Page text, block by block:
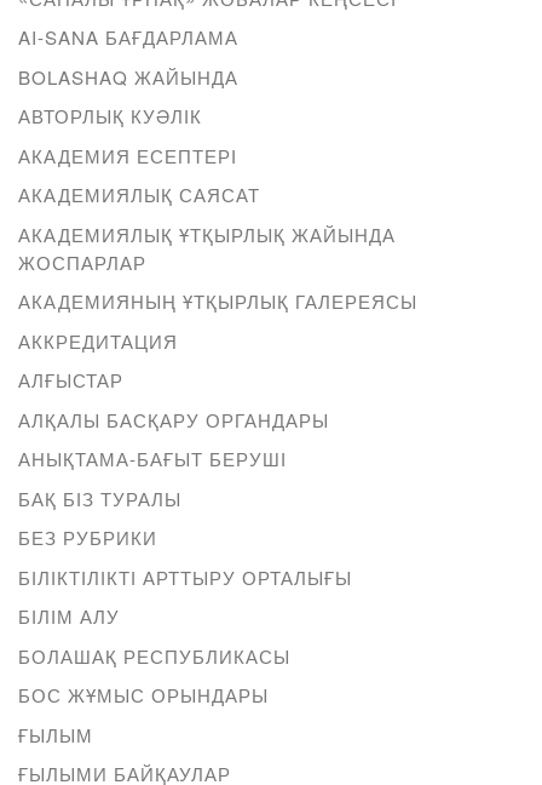
AI-SANA БАҒДАРЛАМА
BOLASHAQ ЖАЙЫНДА
АВТОРЛЫҚ КУӘЛІК
АКАДЕМИЯ ЕСЕПТЕРІ
АКАДЕМИЯЛЫҚ САЯСАТ
АКАДЕМИЯЛЫҚ ҰТҚЫРЛЫҚ ЖАЙЫНДА
ЖОСПАРЛАР
АКАДЕМИЯНЫҢ ҰТҚЫРЛЫҚ ГАЛЕРЕЯСЫ
АККРЕДИТАЦИЯ
АЛҒЫСТАР
АЛҚАЛЫ БАСҚАРУ ОРГАНДАРЫ
АНЫҚТАМА-БАҒЫТ БЕРУШІ
БАҚ БІЗ ТУРАЛЫ
БЕЗ РУБРИКИ
БІЛІКТІЛІКТІ АРТТЫРУ ОРТАЛЫҒЫ
БІЛІМ АЛУ
БОЛАШАҚ РЕСПУБЛИКАСЫ
БОС ЖҰМЫС ОРЫНДАРЫ
ҒЫЛЫМ
ҒЫЛЫМИ БАЙҚАУЛАР